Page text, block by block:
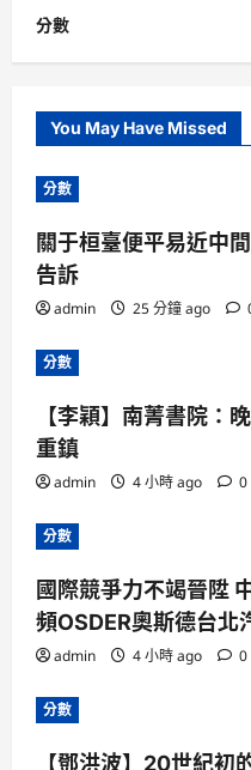
分數
You May Have Missed
分數
關于桓臺便平易近中
告訴
admin 25 分鐘 ago
分數
【李穎】南菁書院：
重鎮
admin 4 小時 ago 0
分數
國際競爭力不竭晉陞
頻OSDER奧斯德台北
admin 4 小時 ago 0
分數
【鄧洪波】20世紀初